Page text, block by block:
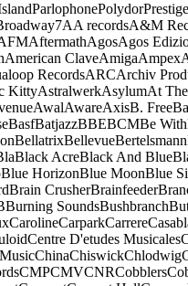
ParlophonePolydorPrestige
7AA recordsA&M
AftermathAgosAgos
American ClaveAmigaAmpex
RecordsARCArchiv
KittyAstralwerkAsylumAt
AwalAwareAxisB. Free
BasfBatjazzBBEBCMBe With
BellatrixBellevueBertelsmann
Black AcreBlack And Blue
Blue HorizonBlue MoonBlue
Brain CrusherBrainfeeder
Burning SoundsBushbranch
CarolineCarparkCarrere
Centre D'etudes Musicales
ChinaChiswickChlodwig
CMPCMVCNRCobblers